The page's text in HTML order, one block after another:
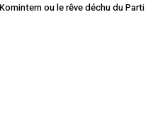
ou le rêve déchu du Parti